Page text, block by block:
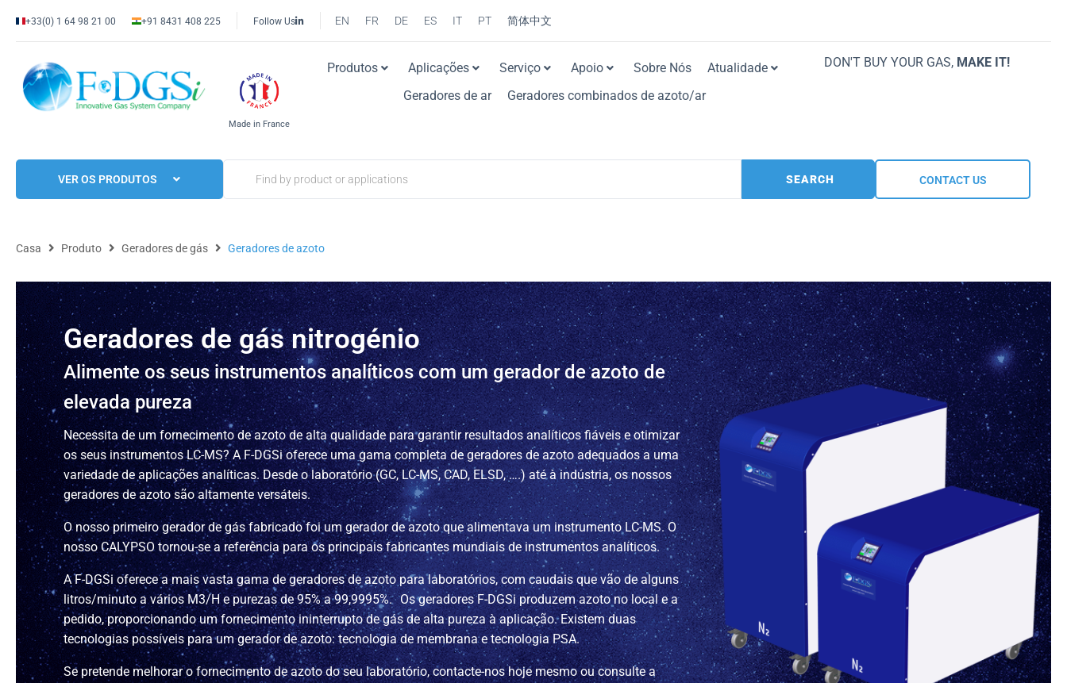
+33(0) 1 64 98 21 00 +91 8431 408 225 Follow Us EN FR DE ES IT PT 简体中文
Made in France
Produtos Aplicações Serviço Apoio Sobre Nós
Atualidade
Geradores de ar
Geradores combinados de azoto/ar
DON'T BUY YOUR GAS, MAKE IT!
VER OS PRODUTOS SEARCH CONTACT US
Casa Produto Geradores de gás Geradores de azoto
Geradores de gás nitrogénio
Alimente os seus instrumentos analíticos com um gerador de azoto de
elevada pureza
Necessita de um fornecimento de azoto de alta qualidade para garantir resultados analíticos fiáveis e otimizar
os seus instrumentos LC-MS? A F-DGSi oferece uma gama completa de geradores de azoto adequados a uma
variedade de aplicações analíticas. Desde o laboratório (GC, LC-MS, CAD, ELSD, ….) até à indústria, os nossos
geradores de azoto são altamente versáteis.
O nosso primeiro gerador de gás fabricado foi um gerador de azoto que alimentava um instrumento LC-MS. O
nosso CALYPSO tornou-se a referência para os principais fabricantes mundiais de instrumentos analíticos.
A F-DGSi oferece a mais vasta gama de geradores de azoto para laboratórios, com caudais que vão de alguns
litros/minuto a vários M3/H e purezas de 95% a 99,9995%. Os geradores F-DGSi produzem azoto no local e a
pedido, proporcionando um fornecimento ininterrupto de gás de alta pureza à aplicação. Existem duas
tecnologias possíveis para um gerador de azoto: tecnologia de membrana e tecnologia PSA.
Se pretende melhorar o fornecimento de azoto do seu laboratório, contacte-nos hoje mesmo ou consulte a